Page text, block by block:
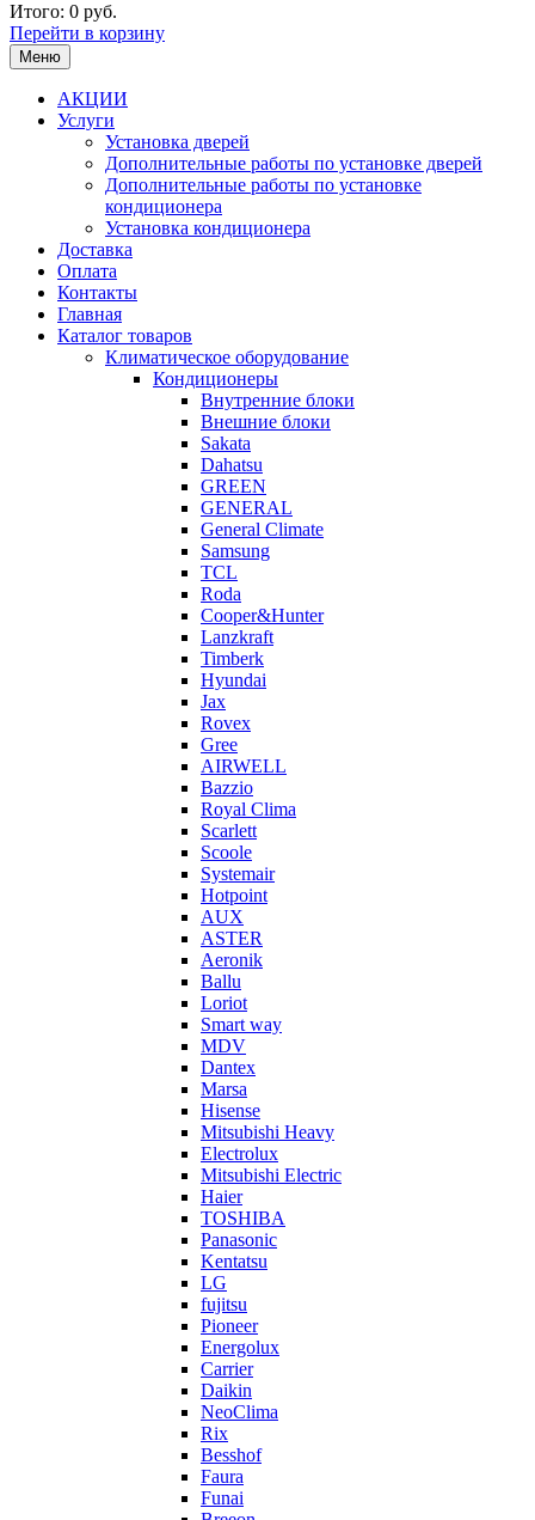
Итого: 0 руб.
Перейти в корзину
Меню
АКЦИИ
Услуги
Установка дверей
Дополнительные работы по установке дверей
Дополнительные работы по установке
кондиционера
Установка кондиционера
Доставка
Оплата
Контакты
Главная
Каталог товаров
Климатическое оборудование
Кондиционеры
Внутренние блоки
Внешние блоки
Sakata
Dahatsu
GREEN
GENERAL
General Climate
Samsung
TCL
Roda
Cooper&Hunter
Lanzkraft
Timberk
Hyundai
Jax
Rovex
Gree
AIRWELL
Bazzio
Royal Clima
Scarlett
Scoole
Systemair
Hotpoint
AUX
ASTER
Aeronik
Ballu
Loriot
Smart way
MDV
Dantex
Marsa
Hisense
Mitsubishi Heavy
Electrolux
Mitsubishi Electric
Haier
TOSHIBA
Panasonic
Kentatsu
LG
fujitsu
Pioneer
Energolux
Carrier
Daikin
NeoClima
Rix
Besshof
Faura
Funai